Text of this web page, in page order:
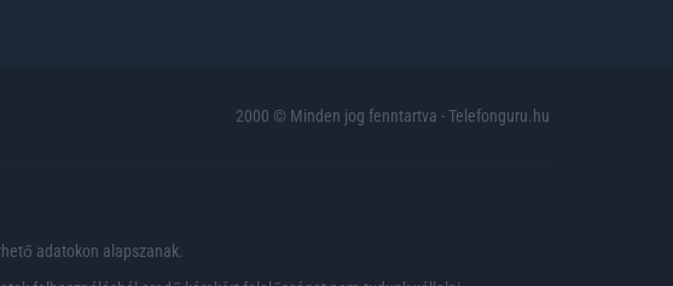
2000 © Minden jog fenntartva - Telefonguru.hu
adatokon alapszanak.